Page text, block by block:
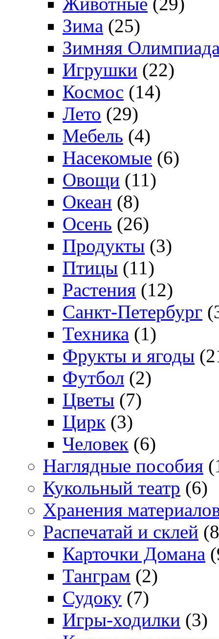
Зима (25)
Зимняя
Игрушки (22)
Космос (14)
Лето (29)
Мебель (4)
Насекомые (6)
Овощи (11)
Океан (8)
Осень (26)
Продукты (3)
Птицы (11)
Растения (12)
Санкт-Петербург
Техника (1)
Фрукты и ягоды
Футбол (2)
Цветы (7)
Цирк (3)
Человек (6)
Наглядные пособия
Кукольный театр (6)
Хранения
Распечатай и склей
Карточки Домана
Танграм (2)
Судоку (7)
Игры-ходилки (3)